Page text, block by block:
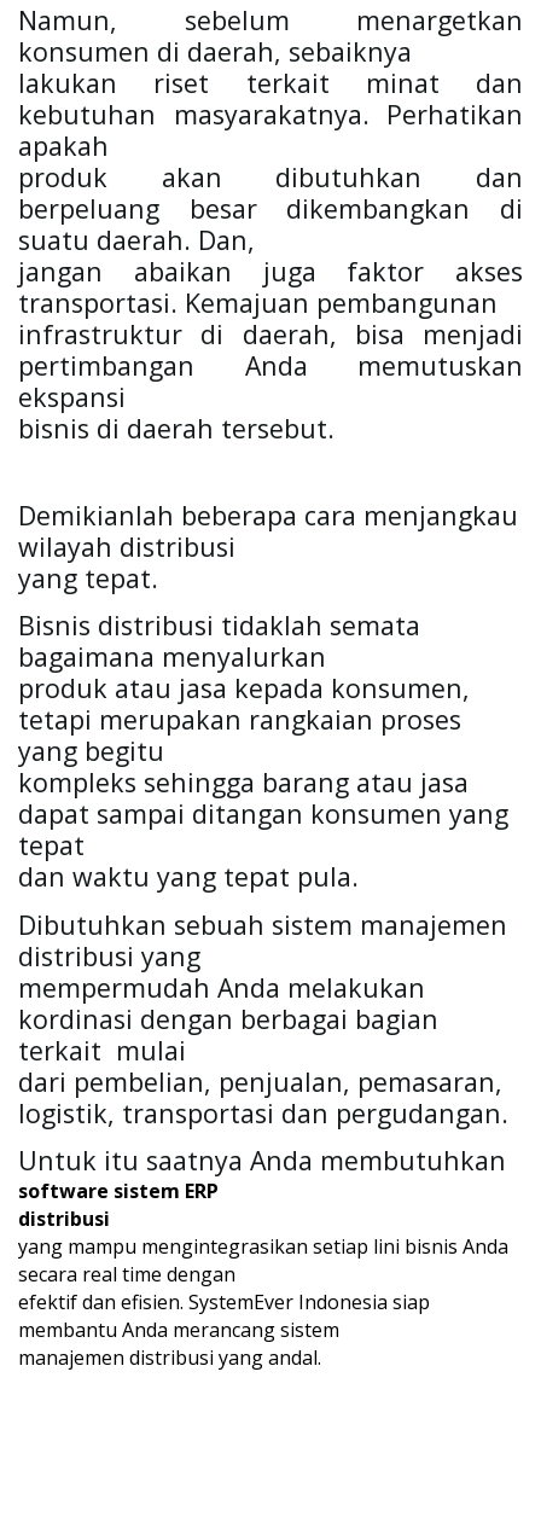
Namun, sebelum menargetkan
konsumen di daerah, sebaiknya
lakukan riset terkait minat dan
kebutuhan masyarakatnya. Perhatikan
apakah
produk akan dibutuhkan dan
berpeluang besar dikembangkan di
suatu daerah. Dan,
jangan abaikan juga faktor akses
transportasi. Kemajuan pembangunan
infrastruktur di daerah, bisa menjadi
pertimbangan Anda memutuskan
ekspansi
bisnis di daerah tersebut.
Demikianlah beberapa cara menjangkau
wilayah distribusi
yang tepat.
Bisnis distribusi tidaklah semata
bagaimana menyalurkan
produk atau jasa kepada konsumen,
tetapi merupakan rangkaian proses
yang begitu
kompleks sehingga barang atau jasa
dapat sampai ditangan konsumen yang
tepat
dan waktu yang tepat pula.
Dibutuhkan sebuah sistem manajemen
distribusi yang
mempermudah Anda melakukan
kordinasi dengan berbagai bagian
terkait  mulai
dari pembelian, penjualan, pemasaran,
logistik, transportasi dan pergudangan.
software sistem ERP
distribusi
yang mampu mengintegrasikan setiap lini bisnis Anda
secara real time dengan
efektif dan efisien. SystemEver Indonesia siap
membantu Anda merancang sistem
manajemen distribusi yang andal.